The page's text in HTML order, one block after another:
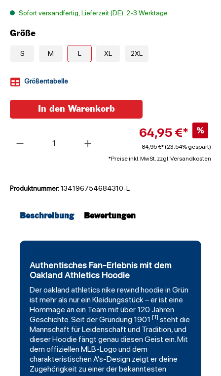
Sofort versandfertig, Lieferzeit (DE): 2-3 Werktage
Größe
S M L XL 2XL
Größentabelle
64,95 €* %
84,95 €* (23.54% gespart)
*Preise inkl. MwSt. zzgl. Versandkosten
In den Warenkorb
Produktnummer:134196754684310-L
Beschreibung Bewertungen
Authentisches Fan-Erlebnis mit dem
Oakland Athletics Hoodie
Deroakland athletics nike rewindhoodie in Grün
ist mehr als nur ein Kleidungsstück – er ist eine
Hommage an ein Team mit über 120 Jahren
Geschichte. Seit der Gründung 1901 [1] steht die
Mannschaft für Leidenschaft und Tradition, und
dieser Hoodie fängt genau diesen Geist ein. Mit
dem offiziellen MLB-Logo und dem
charakteristischen A's-Design zeigt er deine
Zugehörigkeit zu einer der bekanntesten